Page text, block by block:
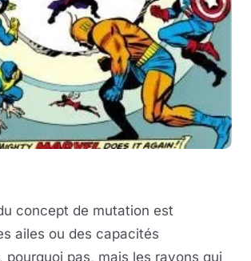
concept de mutation est
ailes ou des capacités
pourquoi pas, mais les rayons qui